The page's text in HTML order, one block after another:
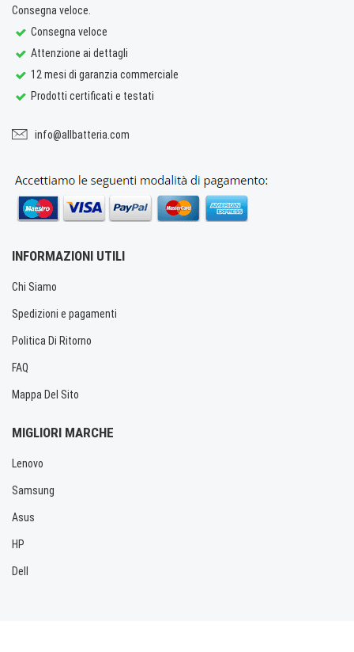
Consegna veloce.
Consegna veloce
Attenzione ai dettagli
12 mesi di garanzia commerciale
Prodotti certificati e testati
info@allbatteria.com
INFORMAZIONI UTILI
Chi Siamo
Spedizioni e pagamenti
Politica Di Ritorno
FAQ
Mappa Del Sito
MIGLIORI MARCHE
Lenovo
Samsung
Asus
HP
Dell